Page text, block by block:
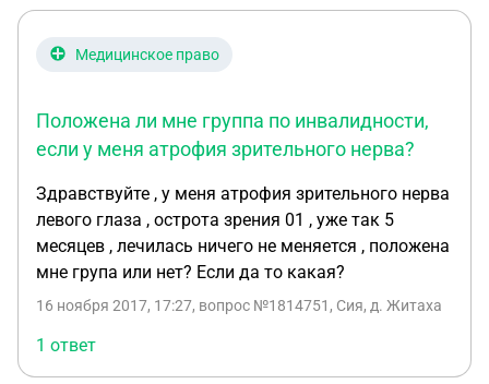
Медицинское право
Положена ли мне группа по инвалидности,
если у меня атрофия зрительного нерва?
Здравствуйте , у меня атрофия зрительного нерва
левого глаза , острота зрения 01 , уже так 5
месяцев , лечилась ничего не меняется , положена
мне група или нет? Если да то какая?
16 ноября 2017, 17:27, вопрос №1814751, Сия, д. Житаха
1 ответ